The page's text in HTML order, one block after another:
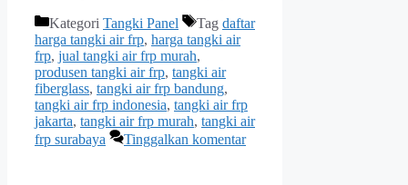
Kategori Tangki Panel Tag daftar
harga tangki air frp, harga tangki air
frp, jual tangki air frp murah,
produsen tangki air frp, tangki air
fiberglass, tangki air frp bandung,
tangki air frp indonesia, tangki air frp
jakarta, tangki air frp murah, tangki air
frp surabaya
Tinggalkan komentar